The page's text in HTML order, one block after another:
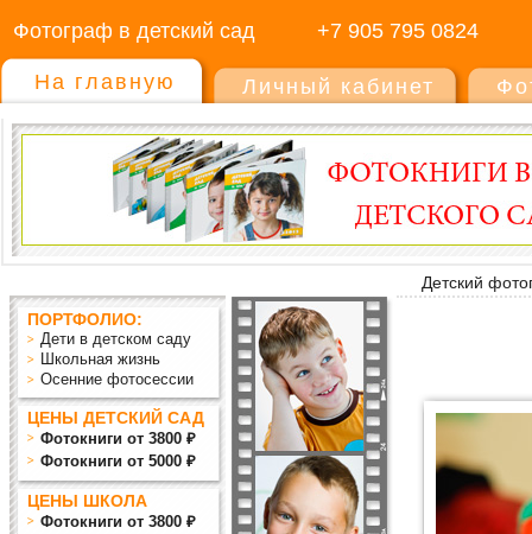
Фотограф в детский сад +7 905 795 0824
На главную Личный кабинет
Детский
ПОРТФОЛИО:
Дети в детском саду
Школьная жизнь
Осенние фотосессии
ЦЕНЫ ДЕТСКИЙ САД
Фотокниги от 3800 ₽
Фотокниги от 5000 ₽
ЦЕНЫ ШКОЛА
Фотокниги от 3800 ₽